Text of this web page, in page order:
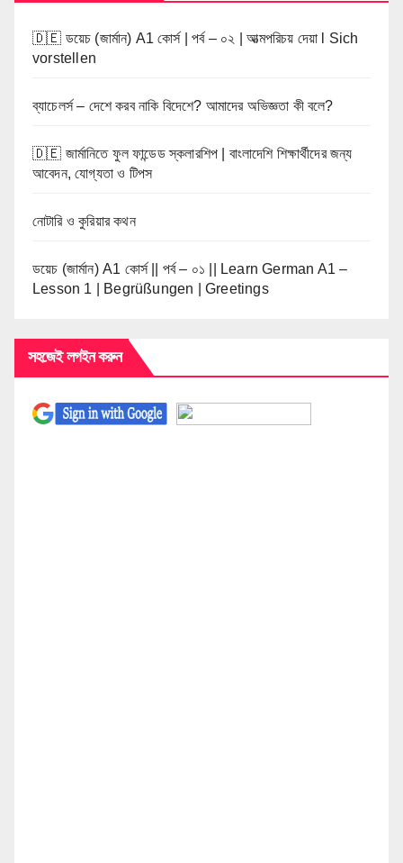
🇩🇪 ডয়েচ (জার্মান) A1 কোর্স | পর্ব – ০২ | আত্মপরিচয় দেয়া l Sich
vorstellen
ব্যাচেলর্স – দেশে করব নাকি বিদেশে? আমাদের অভিজ্ঞতা কী বলে?
🇩🇪 জার্মানিতে ফুল ফান্ডেড স্কলারশিপ | বাংলাদেশি শিক্ষার্থীদের জন্য
আবেদন, যোগ্যতা ও টিপস
নোটারি ও কুরিয়ার কথন
ডয়েচ (জার্মান) A1 কোর্স || পর্ব – ০১ || Learn German A1 –
Lesson 1 | Begrüßungen | Greetings
সহজেই লগইন করুন